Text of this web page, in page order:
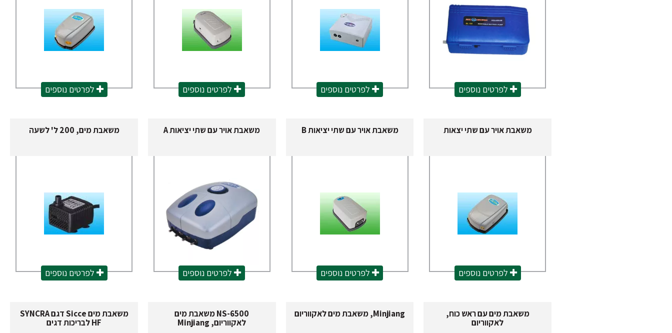
לפרטים נוספים לפרטים נוספים לפרטים נוספים לפרטים נוספים
משאבת אויר עם שתי יצאות
לפרטים נוספים
משאבת אויר עם שתי יציאות B
לפרטים נוספים
משאבת אויר עם שתי יציאות A
לפרטים נוספים
משאבת מים, 200 ל' לשעה
לפרטים נוספים
משאבת מים עם ראש כוח,
לאקווריום
Minjiang, משאבת מים לאקווריום
NS-6500 משאבת מים
לאקווריום, Minjiang
משאבת מים Sicce דגם SYNCRA
HF לבריכות דגים